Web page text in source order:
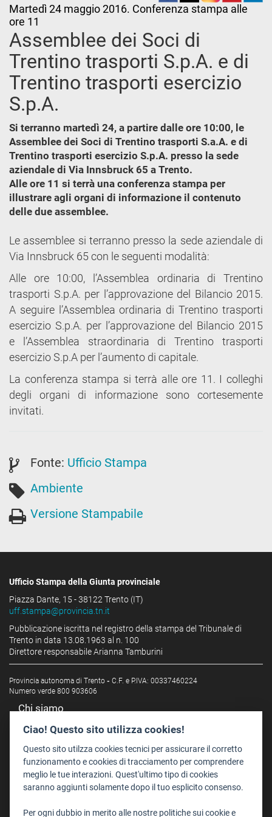
Martedì 24 maggio 2016. Conferenza stampa alle
ore 11
Assemblee dei Soci di
Trentino trasporti S.p.A. e di
Trentino trasporti esercizio
S.p.A.
Si terranno martedì 24, a partire dalle ore 10:00, le
Assemblee dei Soci di Trentino trasporti S.a.A. e di
Trentino trasporti esercizio S.p.A. presso la sede
aziendale di Via Innsbruck 65 a Trento.
Alle ore 11 si terrà una conferenza stampa per
illustrare agli organi di informazione il contenuto
delle due assemblee.
Le assemblee si terranno presso la sede aziendale di
Via Innsbruck 65 con le seguenti modalità:
Alle ore 10:00, l’Assemblea ordinaria di Trentino
trasporti S.p.A. per l’approvazione del Bilancio 2015.
A seguire l’Assemblea ordinaria di Trentino trasporti
esercizio S.p.A. per l’approvazione del Bilancio 2015
e l’Assemblea straordinaria di Trentino trasporti
esercizio S.p.A per l’aumento di capitale.
La conferenza stampa si terrà alle ore 11. I colleghi
degli organi di informazione sono cortesemente
invitati.
Fonte: Ufficio Stampa
Ambiente
Versione Stampabile
Ufficio Stampa della Giunta provinciale
Piazza Dante, 15 - 38122 Trento (IT)
uff.stampa@provincia.tn.it
Pubblicazione iscritta nel registro della stampa del Tribunale di
Trento in data 13.08.1963 al n. 100
Direttore responsabile Arianna Tamburini
Provincia autonoma di Trento - C.F. e P.IVA: 00337460224
Numero verde 800 903606
Chi siamo
Redazione
Staff
Format - Centro Audiovisivi
Trentino Film Commission
Ciao! Questo sito utilizza cookies!
Questo sito utilzza cookies tecnici per assicurare il corretto
funzionamento e cookies di tracciamento per comprendere
meglio le tue interazioni. Quest'ultimo tipo di cookies
saranno aggiunti solamente dopo il tuo esplicito consenso.
Per ogni dubbio in merito alle nostre politiche sui cookie e